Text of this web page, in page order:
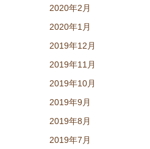
2020年2月
2020年1月
2019年12月
2019年11月
2019年10月
2019年9月
2019年8月
2019年7月